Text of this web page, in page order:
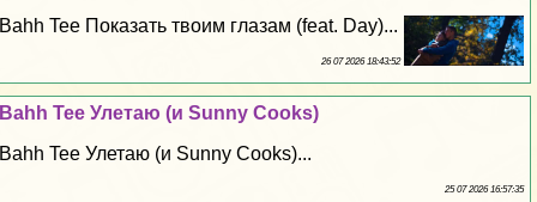
Bahh Tee Показать твоим глазам (feat. Day)...
26 07 2026 18:43:52
Bahh Tee Улетаю (и Sunny Cooks)
Bahh Tee Улетаю (и Sunny Cooks)...
25 07 2026 16:57:35